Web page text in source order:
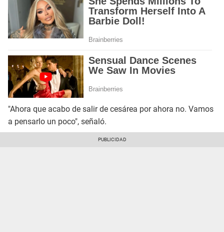
"Ahora que acabo de salir de cesárea por ahora no. Vamos
a pensarlo un poco", señaló.